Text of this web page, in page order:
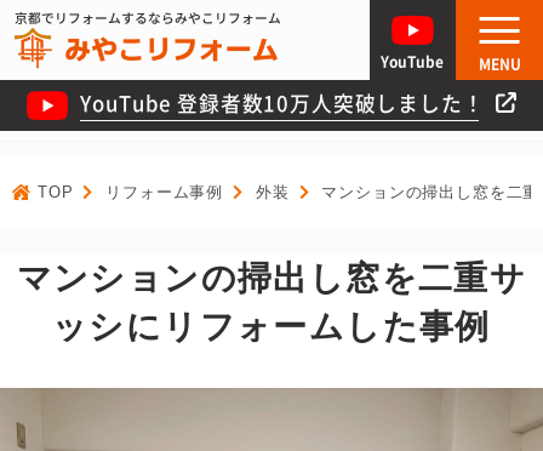
京都でリフォームするならみやこリフォーム
YouTube 登録者数10万人突破しました！
YouTube MENU
TOP リフォーム事例 外装 マンションの掃出し窓を二
マンションの掃出し窓を二重サ
ッシにリフォームした事例